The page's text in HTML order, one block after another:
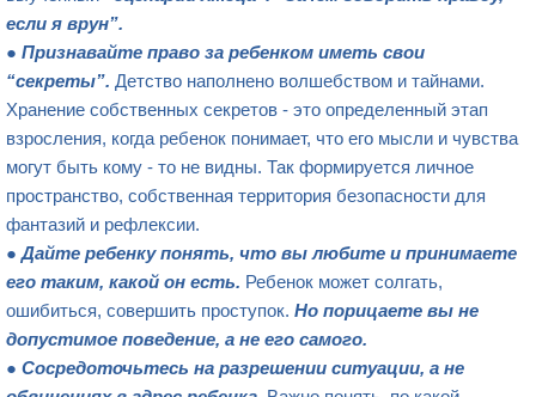
если я врун”.
● Признавайте право за ребенком иметь свои
“секреты”. Детство наполнено волшебством и тайнами.
Хранение собственных секретов - это определенный этап
взросления, когда ребенок понимает, что его мысли и чувства
могут быть кому - то не видны. Так формируется личное
пространство, собственная территория безопасности для
фантазий и рефлексии.
●Дайте ребенку понять, что вы любите и принимаете
его таким, какой он есть. Ребенок может солгать,
ошибиться, совершить проступок. Но порицаете вы не
допустимое поведение, а не его самого.
● Сосредоточьтесь на разрешении ситуации, а не